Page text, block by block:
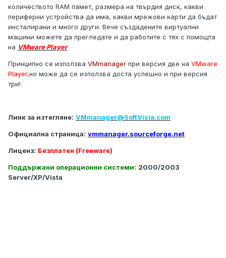
количеството RAM памет, размера на твърдия диск, какви
периферни устройства да има, какви мрежови карти да бъдат
инсталирани и много други. Вече създадените виртуални
машини можете да прегледате и да работите с тях с помощта
на VMware Player
Принципно се използва VMmanager при версия две на VMware
Player,но може да се използва доста успешно и при версия
три!
Линк за изтегляне: VMmanager@SoftVisia.com
Официална страница: vmmanager.sourceforge.net
Лиценз: Безплатен (Freeware)
Поддържани операционни системи: 2000/2003
Server/XP/Vista